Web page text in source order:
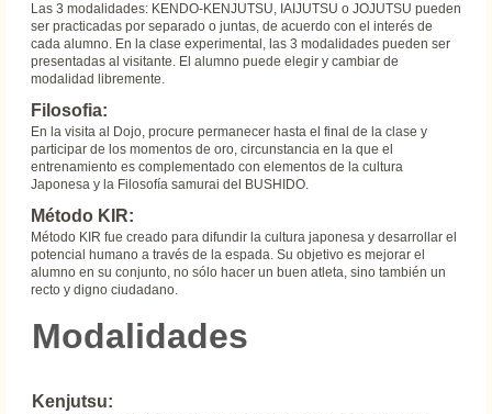
Las 3 modalidades: KENDO-KENJUTSU, IAIJUTSU o JOJUTSU pueden
ser practicadas por separado o juntas, de acuerdo con el interés de
cada alumno. En la clase experimental, las 3 modalidades pueden ser
presentadas al visitante. El alumno puede elegir y cambiar de
modalidad libremente.
Filosofia:
En la visita al Dojo, procure permanecer hasta el final de la clase y
participar de los momentos de oro, circunstancia en la que el
entrenamiento es complementado con elementos de la cultura
Japonesa y la Filosofía samurai del BUSHIDO.
Método KIR:
Método KIR fue creado para difundir la cultura japonesa y desarrollar el
potencial humano a través de la espada. Su objetivo es mejorar el
alumno en su conjunto, no sólo hacer un buen atleta, sino también un
recto y digno ciudadano.
Modalidades
Kenjutsu: